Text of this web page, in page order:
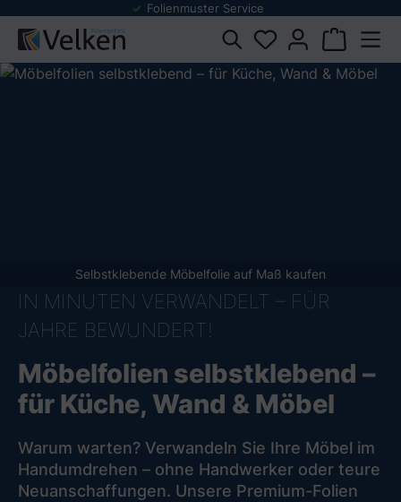
springen
Folienmuster Service
IN MINUTEN VERWANDELT – FÜR
JAHRE BEWUNDERT!
Möbelfolien selbstklebend –
für Küche, Wand & Möbel
Warum warten? Verwandeln Sie Ihre Möbel im
Handumdrehen – ohne Handwerker oder teure
Neuanschaffungen. Unsere Premium-Folien
Selbstklebende Möbelfolie auf Maß kaufen